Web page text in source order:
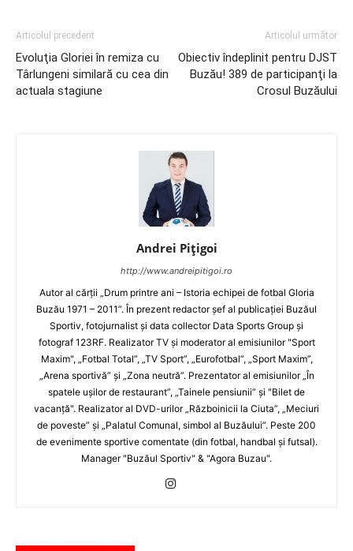
Articolul precedent
Evoluţia Gloriei în remiza cu
Târlungeni similară cu cea din
actuala stagiune
Articolul următor
Obiectiv îndeplinit pentru DJST
Buzău! 389 de participanţi la
Crosul Buzăului
Andrei Pițigoi
http://www.andreipitigoi.ro
Autor al cărţii „Drum printre ani – Istoria echipei de fotbal Gloria
Buzău 1971 – 2011”. În prezent redactor şef al publicaţiei Buzăul
Sportiv, fotojurnalist şi data collector Data Sports Group şi
fotograf 123RF. Realizator TV şi moderator al emisiunilor "Sport
Maxim", „Fotbal Total”, „TV Sport”, „Eurofotbal”, „Sport Maxim”,
„Arena sportivă” şi „Zona neutră”. Prezentator al emisiunilor „În
spatele uşilor de restaurant”, „Tainele pensiunii” şi "Bilet de
vacanţă". Realizator al DVD-urilor „Războinicii la Ciuta”, „Meciuri
de poveste” şi „Palatul Comunal, simbol al Buzăului”. Peste 200
de evenimente sportive comentate (din fotbal, handbal şi futsal).
Manager "Buzăul Sportiv" & "Agora Buzau".